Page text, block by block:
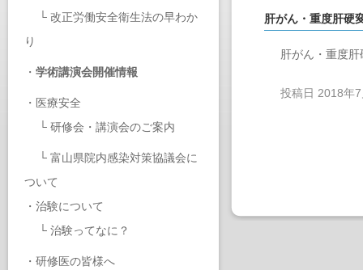
└ 改正労働安全衛生法の早わか
り
・ 学術講演会開催情報
・ 医療安全
└ 研修会・講演会のご案内
└ 富山県院内感染対策協議会に
ついて
・ 治験について
└ 治験ってなに？
・ 研修医の皆様へ
肝がん・重度肝硬
肝がん・重度
投稿日 2018年